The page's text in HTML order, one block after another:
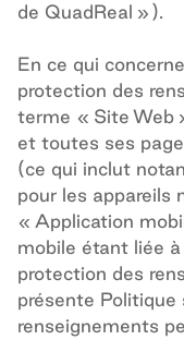
de QuadReal »).
En ce qui
protection des
terme « Site Web
et toutes ses
(ce qui inclut
pour les appareils
« Application
mobile étant liée
protection des
présente Politique
renseignements